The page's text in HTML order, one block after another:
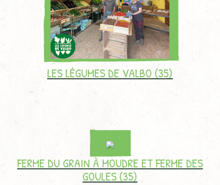
LES LÉGUMES DE VALBO (35)
FERME DU GRAIN À MOUDRE ET FERME DES
GOULES (35)